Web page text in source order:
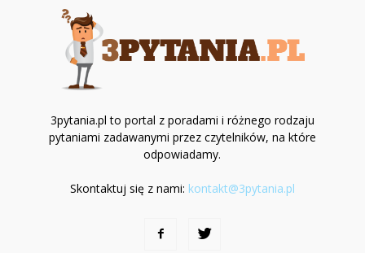
3pytania.pl to portal z poradami i różnego rodzaju
pytaniami zadawanymi przez czytelników, na które
odpowiadamy.
Skontaktuj się z nami: kontakt@3pytania.pl